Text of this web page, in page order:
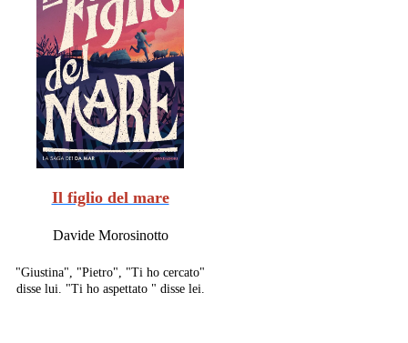
Il figlio del mare
Davide Morosinotto
"Giustina", "Pietro", "Ti ho cercato"
disse lui. "Ti ho aspettato " disse lei.